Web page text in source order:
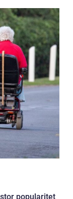
popularitet